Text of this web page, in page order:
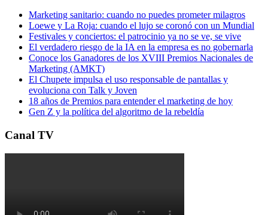
Marketing sanitario: cuando no puedes prometer milagros
Loewe y La Roja: cuando el lujo se coronó con un Mundial
Festivales y conciertos: el patrocinio ya no se ve, se vive
El verdadero riesgo de la IA en la empresa es no gobernarla
Conoce los Ganadores de los XVIII Premios Nacionales de
Marketing (AMKT)
El Chupete impulsa el uso responsable de pantallas y
evoluciona con Talk y Joven
18 años de Premios para entender el marketing de hoy
Gen Z y la política del algoritmo de la rebeldía
Canal TV